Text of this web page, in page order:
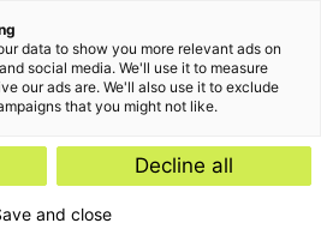
data to show you more relevant ads on
social media. We'll use it to measure
our ads are. We'll also use it to exclude
that you might not like.
Decline all
and close